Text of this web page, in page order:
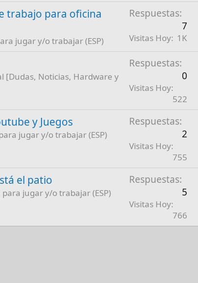
trabajo para oficina
jugar y/o trabajar (ESP)
Respuestas
7
Visitas Hoy 1K
[Dudas, Noticias, Hardware y
Respuestas
0
Visitas Hoy
522
y Juegos
jugar y/o trabajar (ESP)
Respuestas
2
Visitas Hoy
755
el patio
para jugar y/o trabajar (ESP)
Respuestas
5
Visitas Hoy
766